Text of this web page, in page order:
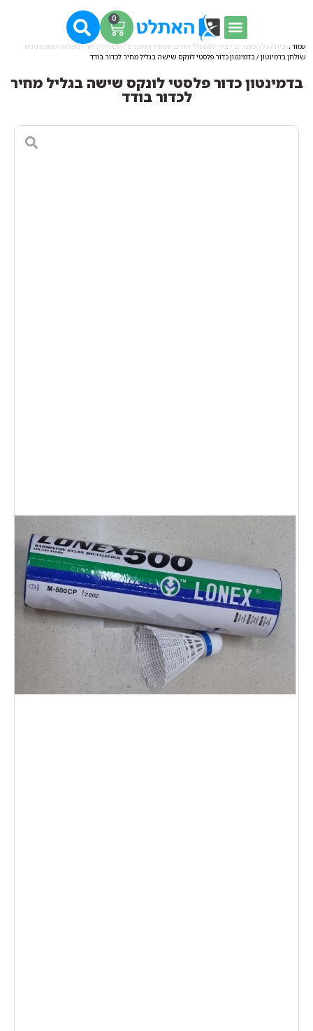
0
עמוד הבית / כל המוצרים / ציוד למפעילי חוגים, סטודיו ומאמנים / משחקי כדור/משחקי מחבט טניס
שולחן בדמינטון/ בדמינטון כדור פלסטי לונקס שישה בגליל מחיר לכדור בודד
בדמינטון כדור פלסטי לונקס שישה בגליל מחיר
לכדור בודד